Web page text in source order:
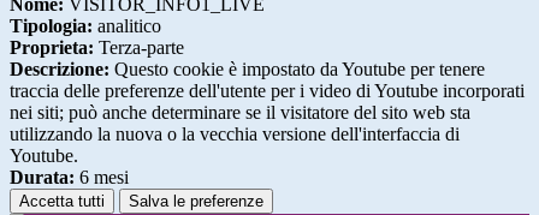
Tipologia: analitico
Proprieta: Terza-parte
Descrizione: Questo cookie è impostato da Youtube per tenere
traccia delle preferenze dell'utente per i video di Youtube incorporati
nei siti; può anche determinare se il visitatore del sito web sta
utilizzando la nuova o la vecchia versione dell'interfaccia di
Youtube.
Durata: 6 mesi
Accetta tutti Salva le preferenze